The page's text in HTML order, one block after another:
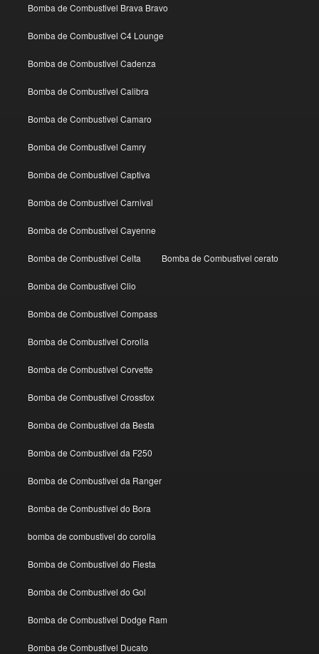
Bomba de Combustivel Brava Bravo
Bomba de Combustivel C4 Lounge
Bomba de Combustivel Cadenza
Bomba de Combustivel Calibra
Bomba de Combustivel Camaro
Bomba de Combustivel Camry
Bomba de Combustivel Captiva
Bomba de Combustivel Carnival
Bomba de Combustivel Cayenne
Bomba de Combustivel Celta Bomba de Combustivel cerato
Bomba de Combustivel Clio
Bomba de Combustivel Compass
Bomba de Combustivel Corolla
Bomba de Combustivel Corvette
Bomba de Combustivel Crossfox
Bomba de Combustivel da Besta
Bomba de Combustivel da F250
Bomba de Combustivel da Ranger
Bomba de Combustivel do Bora
bomba de combustivel do corolla
Bomba de Combustivel do Fiesta
Bomba de Combustivel do Gol
Bomba de Combustivel Dodge Ram
Bomba de Combustivel Ducato